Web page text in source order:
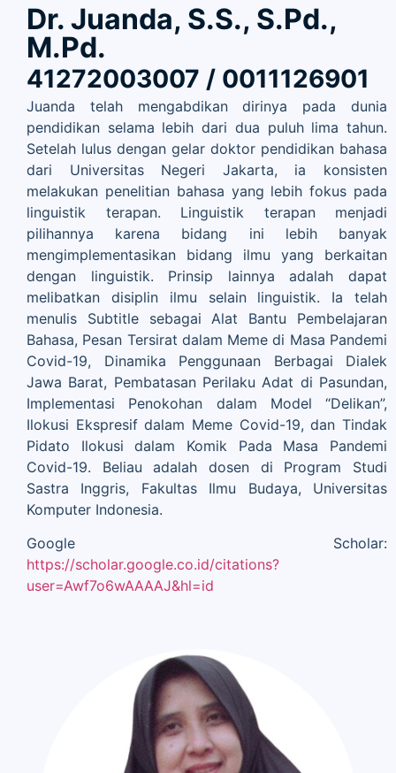
Dr. Juanda, S.S., S.Pd.,
M.Pd.
41272003007 / 0011126901
Juanda telah mengabdikan dirinya pada dunia
pendidikan selama lebih dari dua puluh lima tahun.
Setelah lulus dengan gelar doktor pendidikan bahasa
dari Universitas Negeri Jakarta, ia konsisten
melakukan penelitian bahasa yang lebih fokus pada
linguistik terapan. Linguistik terapan menjadi
pilihannya karena bidang ini lebih banyak
mengimplementasikan bidang ilmu yang berkaitan
dengan linguistik. Prinsip lainnya adalah dapat
melibatkan disiplin ilmu selain linguistik. Ia telah
menulis Subtitle sebagai Alat Bantu Pembelajaran
Bahasa, Pesan Tersirat dalam Meme di Masa Pandemi
Covid-19, Dinamika Penggunaan Berbagai Dialek
Jawa Barat, Pembatasan Perilaku Adat di Pasundan,
Implementasi Penokohan dalam Model “Delikan”,
Ilokusi Ekspresif dalam Meme Covid-19, dan Tindak
Pidato Ilokusi dalam Komik Pada Masa Pandemi
Covid-19. Beliau adalah dosen di Program Studi
Sastra Inggris, Fakultas Ilmu Budaya, Universitas
Komputer Indonesia.
Google Scholar:
https://scholar.google.co.id/citations?
user=Awf7o6wAAAAJ&hl=id